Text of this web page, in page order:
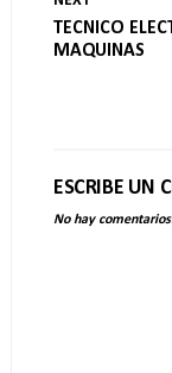
TECNICO
MAQUINAS
ESCRIBE UN
No hay